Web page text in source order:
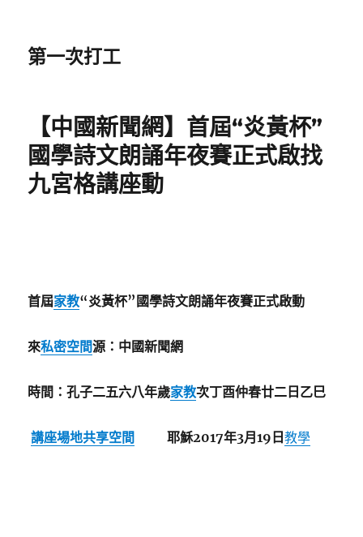
第一次打工
【中國新聞網】首屆“炎黃杯”
國學詩文朗誦年夜賽正式啟找
九宮格講座動
首屆家教“炎黃杯”國學詩文朗誦年夜賽正式啟動
來私密空間源：中國新聞網
時間：孔子二五六八年歲家教次丁酉仲春廿二日乙巳
講座場地共享空間 耶穌2017年3月19日教學